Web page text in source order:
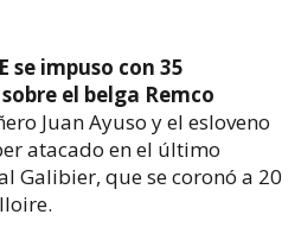
se impuso con 35
el belga Remco
Juan Ayuso y el esloveno
atacado en el último
Galibier, que se coronó a 20